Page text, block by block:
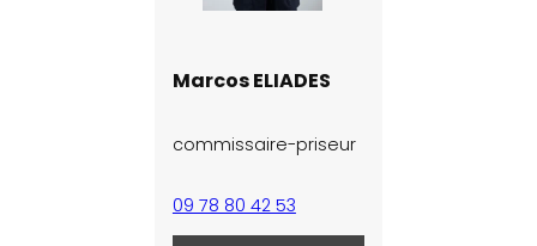
Marcos ELIADES
commissaire-priseur
09 78 80 42 53